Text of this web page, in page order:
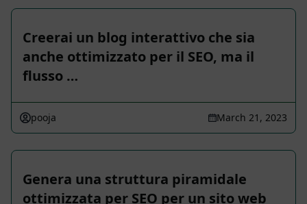
Creerai un blog interattivo che sia
anche ottimizzato per il SEO, ma il
flusso …
pooja March 21, 2023
Genera una struttura piramidale
ottimizzata per SEO per un sito web